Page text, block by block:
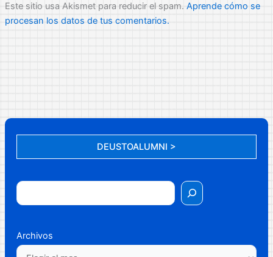
DEUSTOALUMNI >
Archivos
Este sitio usa Akismet para reducir el spam.Aprende cómo se
procesan los datos de tus comentarios.